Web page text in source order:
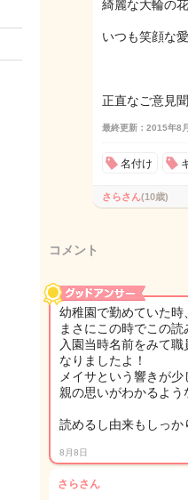
綺麗な大輪の
いつも笑顔な
正直なご意見
最終更新：2015年8
名付け
さらさん(10歳)
コメント
幼稚園で勤めていた時、
まさにこの時でこの
入園当時名前をみて
なりましたよ！
メイサという響きが
親の思いがわかるよ
読めるし由来もしっ
8月8日
さらさん